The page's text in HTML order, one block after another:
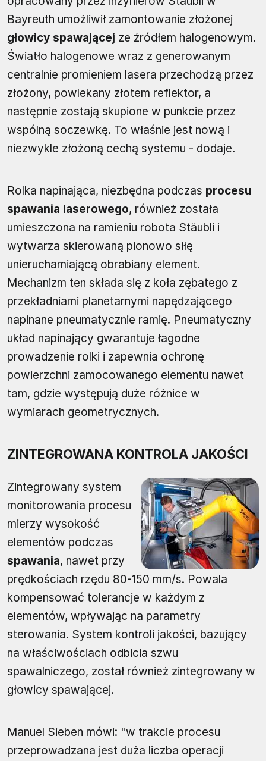
Bayreuth umożliwił zamontowanie złożonej
głowicy spawającej ze źródłem halogenowym.
Światło halogenowe wraz z generowanym
centralnie promieniem lasera przechodzą przez
złożony, powlekany złotem reflektor, a
następnie zostają skupione w punkcie przez
wspólną soczewkę. To właśnie jest nową i
niezwykle złożoną cechą systemu - dodaje.
Rolka napinająca, niezbędna podczas procesu
spawania laserowego, również została
umieszczona na ramieniu robota Stäubli i
wytwarza skierowaną pionowo siłę
unieruchamiającą obrabiany element.
Mechanizm ten składa się z koła zębatego z
przekładniami planetarnymi napędzającego
napinane pneumatycznie ramię. Pneumatyczny
układ napinający gwarantuje łagodne
prowadzenie rolki i zapewnia ochronę
powierzchni zamocowanego elementu nawet
tam, gdzie występują duże różnice w
wymiarach geometrycznych.
ZINTEGROWANA KONTROLA JAKOŚCI
Zintegrowany system
monitorowania procesu
mierzy wysokość
elementów podczas
spawania, nawet przy
prędkościach rzędu 80-150 mm/s. Powala
kompensować tolerancje w każdym z
elementów, wpływając na parametry
sterowania. System kontroli jakości, bazujący
na właściwościach odbicia szwu
spawalniczego, został również zintegrowany w
głowicy spawającej.
Manuel Sieben mówi: "w trakcie procesu
przeprowadzana jest duża liczba operacji